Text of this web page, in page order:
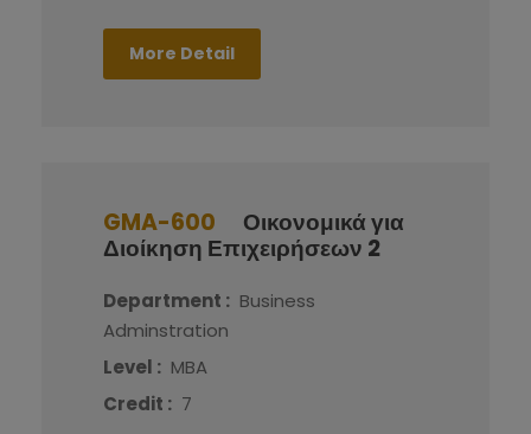
More Detail
GMA-600
Οικονομικά για
Διοίκηση Επιχειρήσεων 2
Department : Business
Adminstration
Level : MBA
Credit : 7